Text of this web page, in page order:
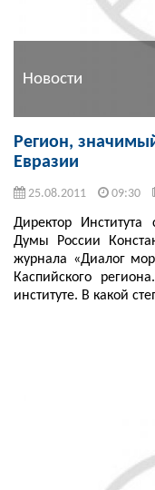
Новости
Регион,
Евразии
25.08.2011 09:30
Директор Института
Думы России
журнала «Диалог
Каспийского
институте. В какой